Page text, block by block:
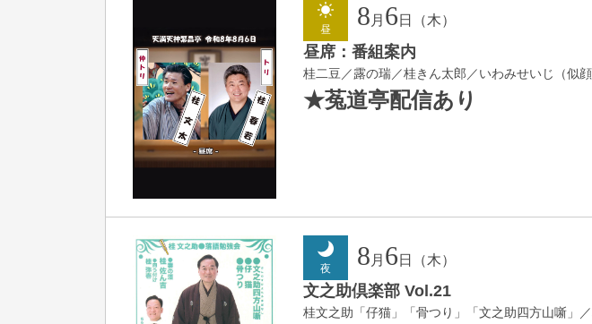
昼 8月 6 日（木）
昼席：番組案内
桂二豆／露の瑞／桂きん太郎／いわみせいじ（似
★菟道亭配信あり
夜 8 月 6 日（木）
文之助倶楽部 Vol.21
桂文之助「仔猫」「骨つり」「文之助四方山噺」